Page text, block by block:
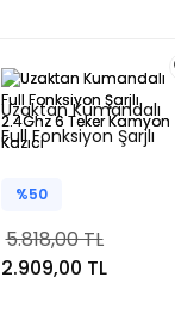
Uzaktan Kumandalı
Full Fonksiyon Şarjlı
Kamyon Kazıcı
%50
5.818,00 TL
2.909,00 TL